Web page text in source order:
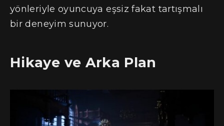
yönleriyle oyuncuya eşsiz fakat tartışmalı
bir deneyim sunuyor.
Hikaye ve Arka Plan